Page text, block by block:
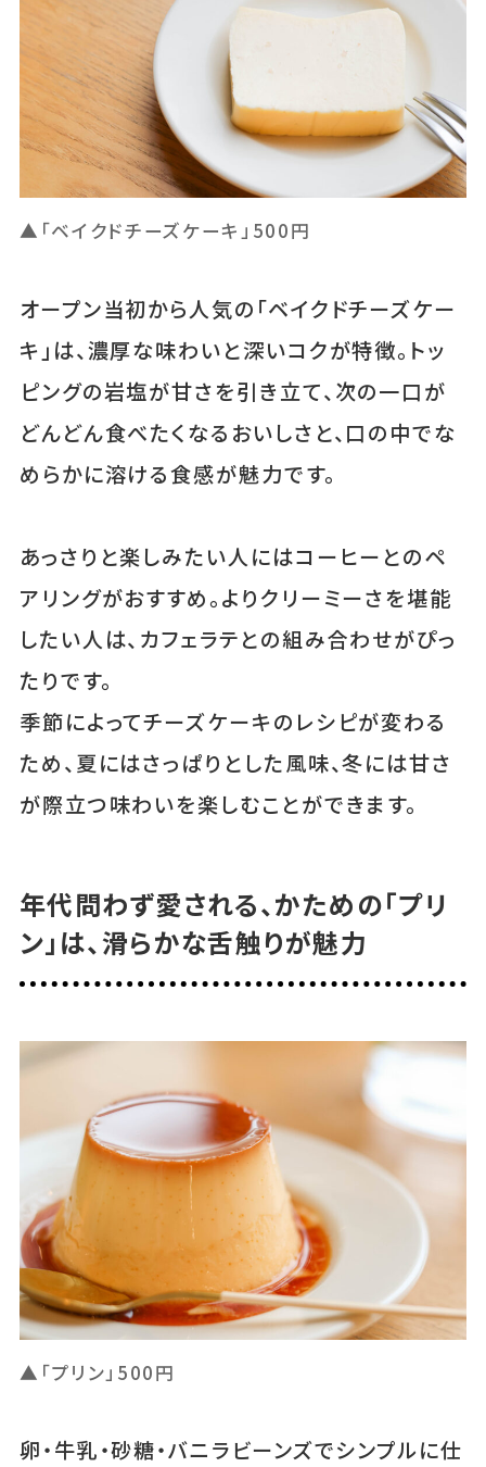
▲「ベイクドチーズケーキ」500円
オープン当初から人気の「ベイクドチーズケー
キ」は、濃厚な味わいと深いコクが特徴。トッ
ピングの岩塩が甘さを引き立て、次の一口が
どんどん食べたくなるおいしさと、口の中でな
めらかに溶ける食感が魅力です。
あっさりと楽しみたい人にはコーヒーとのペ
アリングがおすすめ。よりクリーミーさを堪能
したい人は、カフェラテとの組み合わせがぴっ
たりです。
季節によってチーズケーキのレシピが変わる
ため、夏にはさっぱりとした風味、冬には甘さ
が際立つ味わいを楽しむことができます。
年代問わず愛される、かための「プリ
ン」は、滑らかな舌触りが魅力
▲「プリン」500円
卵・牛乳・砂糖・バニラビーンズでシンプルに仕